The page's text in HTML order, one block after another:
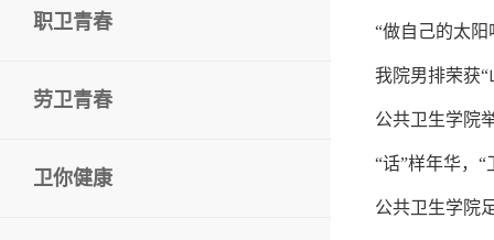
职卫青春
劳卫青春
卫你健康
“做自己的太
我院男排荣获
公共卫生学院
“话”样年华，
公共卫生学院